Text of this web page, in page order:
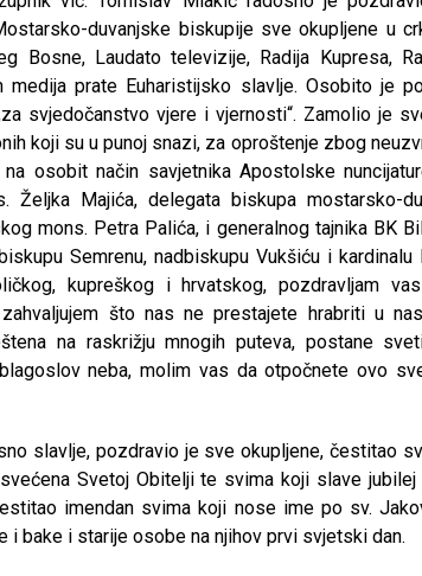
duvanjske biskupije sve okupljene u
Bosne, Laudato televizije, Radija Kupresa,
medija prate Euharistijsko slavlje. Osobito je
svjedočanstvo vjere i vjernosti“. Zamolio je
koji su u punoj snazi, za oproštenje zbog
osobit način savjetnika Apostolske
Željka Majića, delegata biskupa mostarsko-
mons. Petra Palića, i generalnog tajnika BK
Semrenu, nadbiskupu Vukšiću i kardinalu
kupreškog i hrvatskog, pozdravljam
što nas ne prestajete hrabriti u
na raskrižju mnogih puteva, postane
neba, molim vas da otpočnete ovo
slavlje, pozdravio je sve okupljene, čestitao
Svetoj Obitelji te svima koji slave jubilej
imendan svima koji nose ime po sv.
i bake i starije osobe na njihov prvi svjetski dan.